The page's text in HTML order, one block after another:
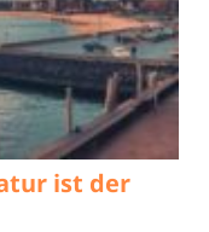
ist der